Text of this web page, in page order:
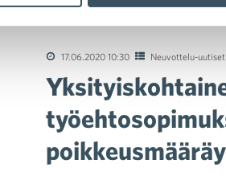
17.06.2020 10:30 Neuvottelu-uutiset